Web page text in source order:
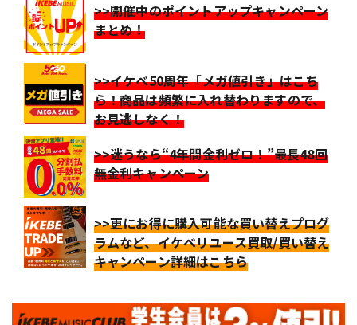
>>開催中のポイントアップキャンペーン
まとめ！
>>イケベ50周年「メガ値引き」はこち
ら！商品は頻繁に入れ替わりますので、
お見逃しなく！
>>迷うなら“4年間金利ゼロ！”最長48回
無金利キャンペーン
>>更にお得に購入可能な買い替えプログ
ラムなど、イケベリユース買取/買い替え
キャンペーン詳細はこちら